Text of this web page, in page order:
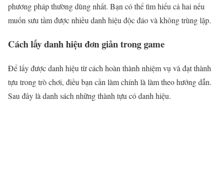
phương pháp thường dùng nhất. Bạn có thể tìm hiểu cả hai nếu
muốn sưu tầm được nhiều danh hiệu độc đáo và không trùng lặp.
Cách lấy danh hiệu đơn giản trong game
Để lấy được danh hiệu từ cách hoàn thành nhiệm vụ và đạt thành
tựu trong trò chơi, điều bạn cần làm chính là làm theo hướng dẫn.
Sau đây là danh sách những thành tựu có danh hiệu.